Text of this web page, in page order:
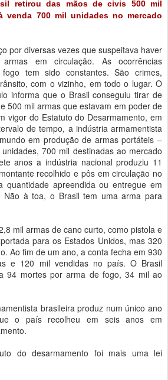
retirou das mãos de civis 500 mil
venda 700 mil unidades no mercado
por diversas vezes que suspeitava haver
em circulação. As ocorrências
tem sido constantes. São crimes,
com o vizinho, em todo o lugar. O
informa que o Brasil conseguiu tirar de
500 mil armas que estavam em poder de
vigor do Estatuto do Desarmamento, em
de tempo, a indústria armamentista
em produção de armas portáteis –
700 mil destinadas ao mercado
anos a indústria nacional produziu 11
recolhido e pôs em circulação no
apreendida ou entregue em
Não à toa, o Brasil tem uma arma para
mil armas de cano curto, como pistola e
para os Estados Unidos, mas 320
Ao fim de um ano, a conta fecha em 930
e 120 mil vendidas no país. O Brasil
94 mortes por arma de fogo, 34 mil ao
brasileira produz num único ano
o país recolheu em seis anos em
do desarmamento foi mais uma lei